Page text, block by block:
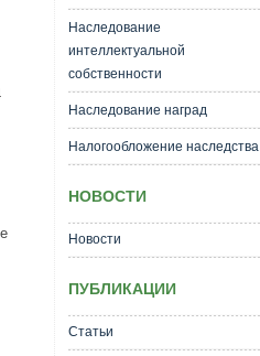
Наследование
интеллектуальной
собственности
Наследование наград
Налогообложение наследства
НОВОСТИ
Новости
ПУБЛИКАЦИИ
Статьи